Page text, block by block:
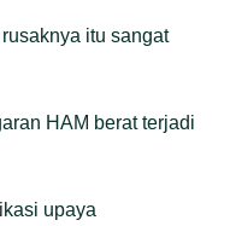
itu sangat
HAM berat terjadi
upaya